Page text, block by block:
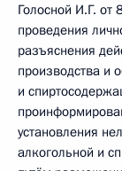
Голосной И.Г. от
проведения
разъяснения
производства и
и
установления
алкогольной и